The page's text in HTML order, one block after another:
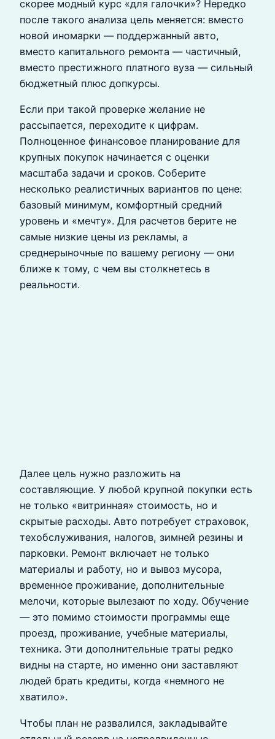
скорее модный курс «для галочки»? Нередко
после такого анализа цель меняется: вместо
новой иномарки — поддержанный авто,
вместо капитального ремонта — частичный,
вместо престижного платного вуза — сильный
бюджетный плюс допкурсы.
Если при такой проверке желание не
рассыпается, переходите к цифрам.
Полноценное финансовое планирование для
крупных покупок начинается с оценки
масштаба задачи и сроков. Соберите
несколько реалистичных вариантов по цене:
базовый минимум, комфортный средний
уровень и «мечту». Для расчетов берите не
самые низкие цены из рекламы, а
среднерыночные по вашему региону — они
ближе к тому, с чем вы столкнетесь в
реальности.
Далее цель нужно разложить на
составляющие. У любой крупной покупки есть
не только «витринная» стоимость, но и
скрытые расходы. Авто потребует страховок,
техобслуживания, налогов, зимней резины и
парковки. Ремонт включает не только
материалы и работу, но и вывоз мусора,
временное проживание, дополнительные
мелочи, которые вылезают по ходу. Обучение
— это помимо стоимости программы еще
проезд, проживание, учебные материалы,
техника. Эти дополнительные траты редко
видны на старте, но именно они заставляют
людей брать кредиты, когда «немного не
хватило».
Чтобы план не развалился, закладывайте